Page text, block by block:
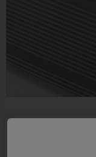
●フラットでスマート
ル。BERMASのロゴを